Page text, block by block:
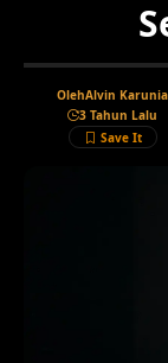
OlehAlvin Karunia
3 Tahun Lalu